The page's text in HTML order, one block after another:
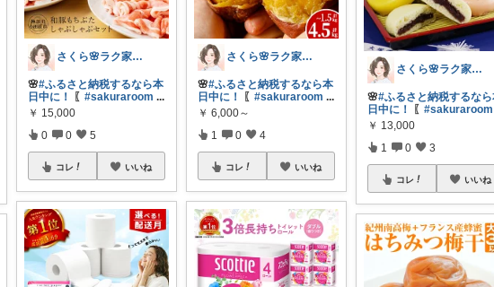
さくら🌸ラク家事&便利な生活雑貨🏠️
🌸#ふるさと納税するなら本
日中に！
〖#sakuraroom ...
￥ 15,000
0 0 5
コレ いいね
さくら🌸ラク家事&便利な生活雑貨🏠️
🌸#ふるさと納税するなら本
日中に！
〖#sakuraroom ...
￥ 6,000～
1 0 4
コレ いいね
さくら🌸ラク家事&便利な生活雑貨🏠️
🌸#ふるさと納税するな
日中に！
〖#sakuraroom
￥ 13,000
1 0 3
コレ いいね